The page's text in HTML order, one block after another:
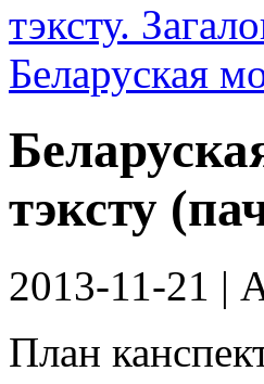
тэксту.
Беларуская
тэксту
2013-11-21 |
План